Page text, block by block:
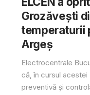
Grozăvești
temperaturii
Argeș
Electrocentrale
că, în cursul
preventivă și